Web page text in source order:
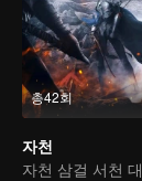
총42회
자천